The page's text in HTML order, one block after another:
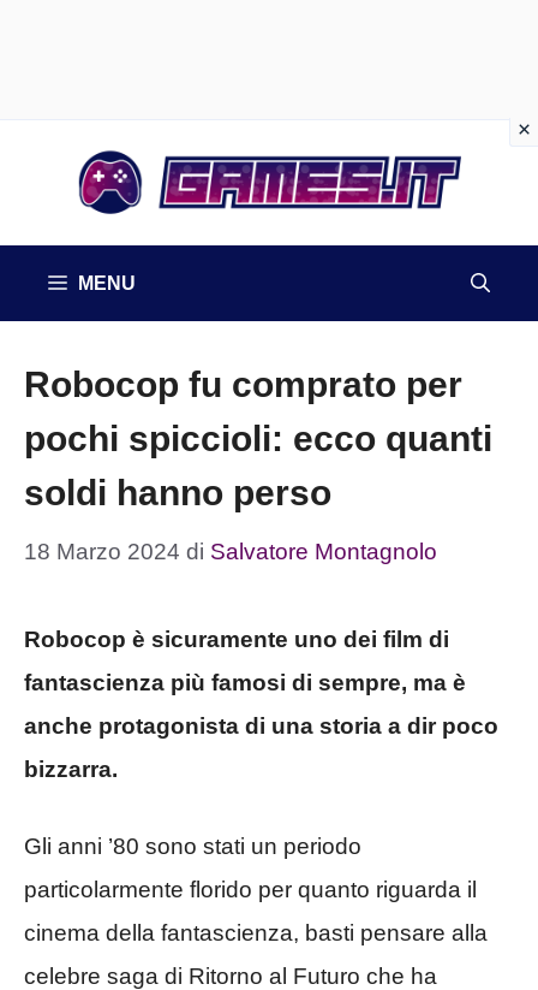
MENU
Robocop fu comprato per
pochi spiccioli: ecco quanti
soldi hanno perso
18 Marzo 2024 di Salvatore Montagnolo
Robocop è sicuramente uno dei film di
fantascienza più famosi di sempre, ma è
anche protagonista di una storia a dir poco
bizzarra.
Gli anni ’80 sono stati un periodo
particolarmente florido per quanto riguarda il
cinema della fantascienza, basti pensare alla
celebre saga di Ritorno al Futuro che ha